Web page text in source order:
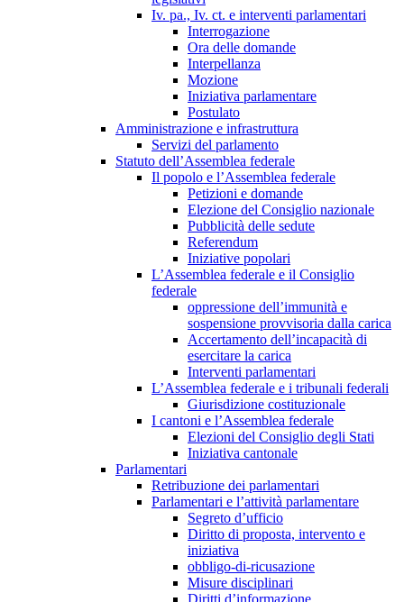
Iv. pa., Iv. ct. e interventi parlamentari
Interrogazione
Ora delle domande
Interpellanza
Mozione
Iniziativa parlamentare
Postulato
Amministrazione e infrastruttura
Servizi del parlamento
Statuto dell’Assemblea federale
Il popolo e l’Assemblea federale
Petizioni e domande
Elezione del Consiglio nazionale
Pubblicità delle sedute
Referendum
Iniziative popolari
L’Assemblea federale e il Consiglio
federale
oppressione dell’immunità e
sospensione provvisoria dalla carica
Accertamento dell’incapacità di
esercitare la carica
Interventi parlamentari
L’Assemblea federale e i tribunali federali
Giurisdizione costituzionale
I cantoni e l’Assemblea federale
Elezioni del Consiglio degli Stati
Iniziativa cantonale
Parlamentari
Retribuzione dei parlamentari
Parlamentari e l’attività parlamentare
Segreto d’ufficio
Diritto di proposta, intervento e
iniziativa
obbligo-di-ricusazione
Misure disciplinari